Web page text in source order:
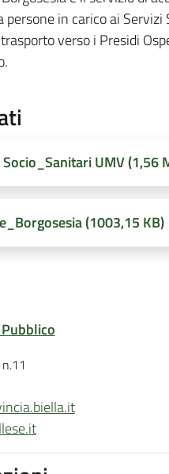
in carico ai
verso i Presidi
UMV (1,56
(1003,15 KB)